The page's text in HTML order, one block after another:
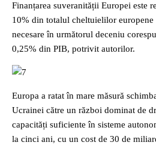
Finanțarea suveranității Europei este
10% din totalul cheltuielilor europene
necesare în următorul deceniu
0,25% din PIB, potrivit autorilor.
Europa a ratat în mare măsură
Ucrainei către un război dominat de
capacități suficiente în sisteme
la cinci ani, cu un cost de 30 de